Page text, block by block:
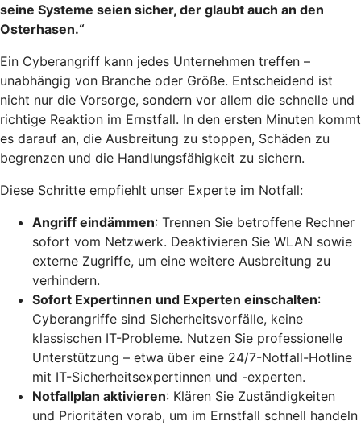
seine Systeme seien sicher, der glaubt auch an den
Osterhasen.“
Ein Cyberangriff kann jedes Unternehmen treffen –
unabhängig von Branche oder Größe. Entscheidend ist
nicht nur die Vorsorge, sondern vor allem die schnelle und
richtige Reaktion im Ernstfall. In den ersten Minuten kommt
es darauf an, die Ausbreitung zu stoppen, Schäden zu
begrenzen und die Handlungsfähigkeit zu sichern.
Diese Schritte empfiehlt unser Experte im Notfall:
Angriff eindämmen: Trennen Sie betroffene Rechner
sofort vom Netzwerk. Deaktivieren Sie WLAN sowie
externe Zugriffe, um eine weitere Ausbreitung zu
verhindern.
Sofort Expertinnen und Experten einschalten:
Cyberangriffe sind Sicherheitsvorfälle, keine
klassischen IT-Probleme. Nutzen Sie professionelle
Unterstützung – etwa über eine 24/7-Notfall-Hotline
mit IT-Sicherheitsexpertinnen und -experten.
Notfallplan aktivieren: Klären Sie Zuständigkeiten
und Prioritäten vorab, um im Ernstfall schnell handeln